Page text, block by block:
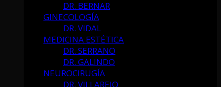
DR. BERNAR
GINECOLOGÍA
DR. VIDAL
MEDICINA ESTÉTICA
DR. SERRANO
DR. GALINDO
NEUROCIRUGÍA
DR. VILLAREJO